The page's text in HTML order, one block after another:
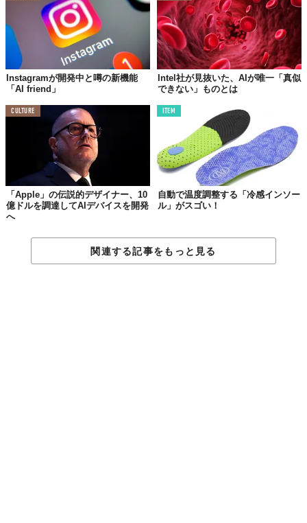
Instagramが開発中と噂の新機能
「AI friend」
Intel社が見抜いた、AIが唯一「真似
できない」ものとは
CULTURE
「Apple」の伝説的デザイナー、10
億ドルを調達してAIデバイスを開発
へ
ITEM
自動で温度調整する「冷感インソー
ル」がスゴい！
関連する記事をもっと見る